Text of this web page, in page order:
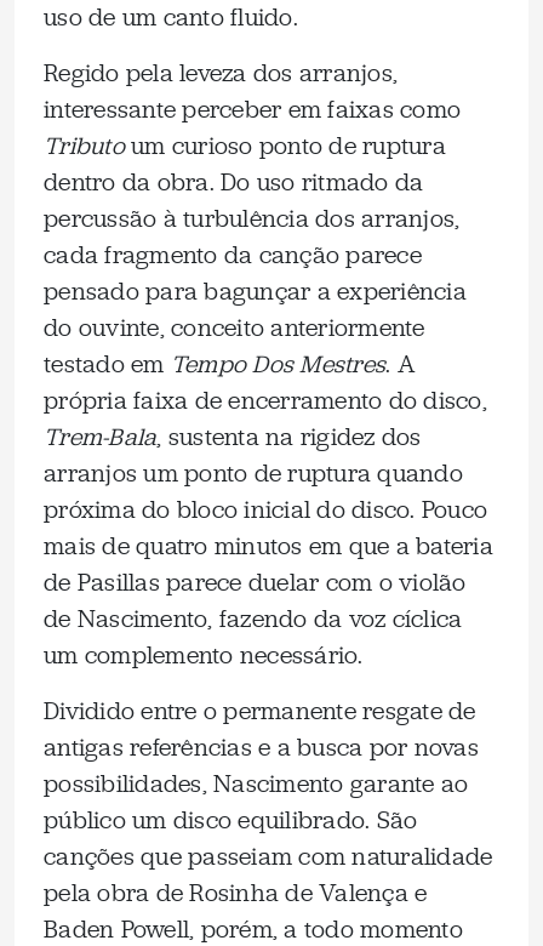
uso de um canto fluido.
Regido pela leveza dos arranjos,
interessante perceber em faixas como
Tributoum curioso ponto de ruptura
dentro da obra. Do uso ritmado da
percussão à turbulência dos arranjos,
cada fragmento da canção parece
pensado para bagunçar a experiência
do ouvinte, conceito anteriormente
testado em Tempo Dos Mestres. A
própria faixa de encerramento do disco,
Trem-Bala, sustenta na rigidez dos
arranjos um ponto de ruptura quando
próxima do bloco inicial do disco. Pouco
mais de quatro minutos em que a bateria
de Pasillas parece duelar com o violão
de Nascimento, fazendo da voz cíclica
um complemento necessário.
Dividido entre o permanente resgate de
antigas referências e a busca por novas
possibilidades, Nascimento garante ao
público um disco equilibrado. São
canções que passeiam com naturalidade
pela obra de Rosinha de Valença e
Baden Powell, porém, a todo momento